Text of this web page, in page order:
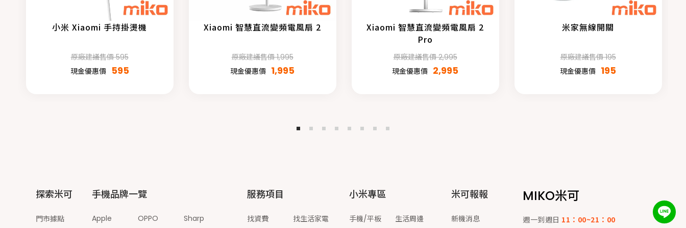
小米 Xiaomi 手持掛燙機
原廠建議售價 595
現金優惠價
595
Xiaomi 智慧直流變頻電風扇 2
原廠建議售價 1,995
現金優惠價 1,995
Xiaomi 智慧直流變頻電風扇 2
Pro
原廠建議售價 2,995
現金優惠價 2,995
米家無線開關
原廠建議售價 195
現金優惠價 195
探索米可
門市據點
手機品牌一覽
Apple OPPO Sharp
服務項目
找資費 找生活家電
小米專區
手機/平板 生活周邊
米可報報
新機消息
MIKO米可
週一到週日 11：00~21：00